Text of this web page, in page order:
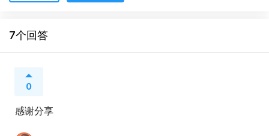
7个回答
0
感谢分享